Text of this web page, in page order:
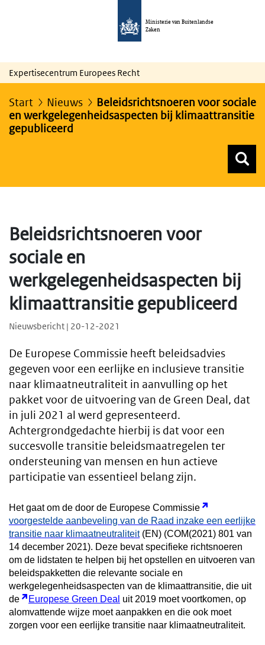
Ministerie van Buitenlandse
Zaken
Expertisecentrum Europees Recht
Start Nieuws
Beleidsrichtsnoeren voor sociale
en werkgelegenheidsaspecten bij klimaattransitie
gepubliceerd
Beleidsrichtsnoeren voor
sociale en
werkgelegenheidsaspecten bij
klimaattransitie gepubliceerd
Nieuwsbericht | 20-12-2021
De Europese Commissie heeft beleidsadvies
gegeven voor een eerlijke en inclusieve transitie
naar klimaatneutraliteit in aanvulling op het
pakket voor de uitvoering van de Green Deal, dat
in juli 2021 al werd gepresenteerd.
Achtergrondgedachte hierbij is dat voor een
succesvolle transitie beleidsmaatregelen ter
ondersteuning van mensen en hun actieve
participatie van essentieel belang zijn.
Het gaat om de door de Europese Commissie
voorgestelde aanbeveling van de Raad inzake een eerlijke
transitie naar klimaatneutraliteit(EN) (COM(2021) 801 van
14 december 2021). Deze bevat specifieke richtsnoeren
om de lidstaten te helpen bij het opstellen en uitvoeren van
beleidspakketten die relevante sociale en
werkgelegenheidsaspecten van de klimaattransitie, die uit
de
Europese Green Deal uit 2019 moet voortkomen, op
alomvattende wijze moet aanpakken en die ook moet
zorgen voor een eerlijke transitie naar klimaatneutraliteit.